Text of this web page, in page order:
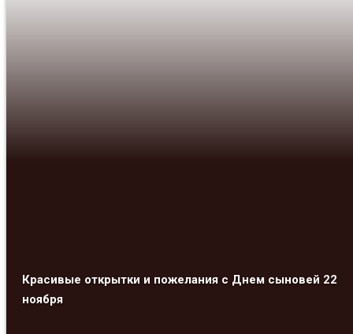
Красивые открытки и пожелания с Днем сыновей 22
ноября